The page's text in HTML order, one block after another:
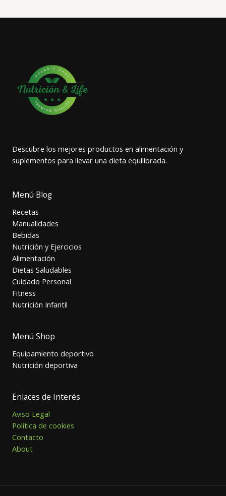
Descubre los mejores productos en alimentación y
suplementos para llevar una dieta equilibrada.
Menú Blog
Recetas
Manualidades
Bebidas
Nutrición y Ejercicios
Alimentación
Dietas Saludables
Cuidado Personal
Fitness
Nutrición Infantil
Menú Shop
Equipamiento deportivo
Nutrición deportiva
Enlaces de Interés
Aviso Legal
Política de cookies
Contacto
About